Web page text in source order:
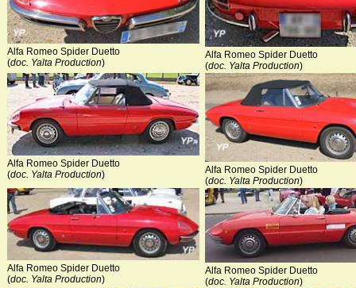
Alfa Romeo Spider Duetto
(doc. Yalta Production)
Alfa Romeo Spider Duetto
(doc. Yalta Production)
Alfa Romeo Spider Duetto
(doc. Yalta Production)
Alfa Romeo Spider Duetto
(doc. Yalta Production)
Alfa Romeo Spider Duetto
(doc. Yalta Production)
Alfa Romeo Spider Duetto
(doc. Yalta Production)